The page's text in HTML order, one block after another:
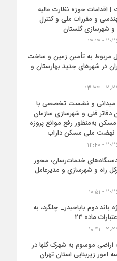
| اقدامات حوزه نظارت عالیه
و مقررات ملی و کنترل
و شهرسازی گلستان
مربوط به تأمین زمین و ساخت
در شهرهای جدید بهارستان و
میدانی و نشست تخصصی با
دفاتر فنی و شهرسازی سازمان
به‌منظور رفع موانع پروژه
خدمات‌رسان، محور
راه و شهرسازی و مدیرعامل
باند دوم باباحیدر_ چلگرد، به
ماده ۲۳
اراضی موسوم به شهرک گلها در
امور زیربنایی استان تهران